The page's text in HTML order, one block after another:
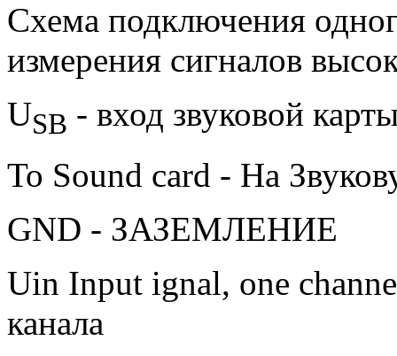
Схема подключения
измерения сигналов
USB - вход звуковой
To Sound card - На
GND - ЗАЗЕМЛЕНИЕ
Uin Input ignal, one
канала